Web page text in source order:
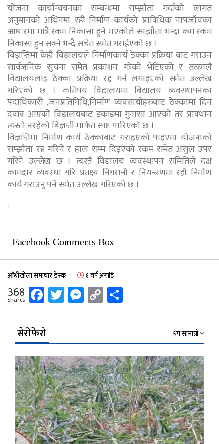
योजना कार्यान्वयनका सम्बन्धमा सम्झौता गर्दाको लागत
अनुमानको अधिनमा रही निर्माण कार्यको प्राविधिक नापजाँचका
आधारमा मात्रै रकम निकासा हुने भएकोले सम्झौता भन्दा कम रकम
निकासा हुन सक्ने भन्दै सचेत समेत गराईएको छ ।
विज्ञप्तिमा केही विद्यालयले निर्माणकार्य ठेक्का प्रक्रिया बाट गराउन
सार्वजनिक सुचना समेत प्रकाशन गरेको भेटिएको र तत्कालै
विद्यालयलाइ ठेक्का प्रक्रिया रद्द गर्न लगाइएको समेत उल्लेख
गरिएको छ । कतिपय विद्यालयमा बिद्यालय व्यवस्थापनका
पदाधिकारी ,जनप्रतिनिधि,निर्माण व्यवसायीहरुवाट ठेक्कामा दिन
दवाव आएकोे विद्यालयबाट इकाइमा गुनासा आएको तर प्रावधान
त्यस्तो नरहेको बिज्ञप्ती मार्फत स्पष्ट पारिएको छ ।
विज्ञप्तिमा निर्माण कार्य ठेक्काबाट गराइएको पाइएमा योजनाको
सम्झौता रद्द गरिने र हाल सम्म दिइएको रकम समेत असुल उपर
गरिने उल्लेख छ । त्यस्तै विद्यालय व्यवस्थापन समितिले दक्ष
कामदार व्यवस्था गरि प्रतक्ष्य निगरानी र नियन्त्रणमा रही निर्माण
कार्य गराउनु पर्ने समेत उल्लेख गरिएको छ ।
.
Facebook Comments Box
आँधीखोला समाचार डेस्क ६ वर्ष अगाडि
368
Shares Facebook
Twitter
Messenger
Copy
Link
सेरोफेरो थप सामाग्री